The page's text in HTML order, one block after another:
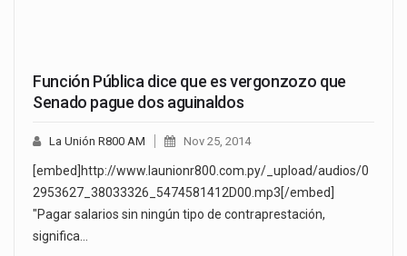
Función Pública dice que es vergonzozo que
Senado pague dos aguinaldos
La Unión R800 AM Nov 25, 2014
[embed]http://www.launionr800.com.py/_upload/audios/0
2953627_38033326_5474581412D00.mp3[/embed]
"Pagar salarios sin ningún tipo de contraprestación,
significa…